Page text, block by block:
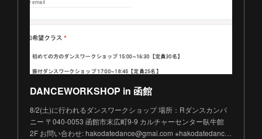
DANCEWORKSHOP in 函館
8/2(土)に行われるダンスワークショップ 場所：Rダンスカンパ
ニー 〒040-0053 函館市末広町9-9 カルチャーセンター臥牛館
2F お問い合わせ: hakodatedance@gmai.com ※hakodatedanc…